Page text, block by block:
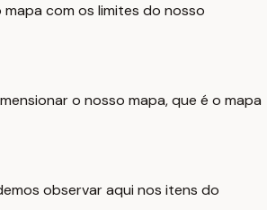
com os limites do nosso
o nosso mapa, que é o mapa
observar aqui nos itens do